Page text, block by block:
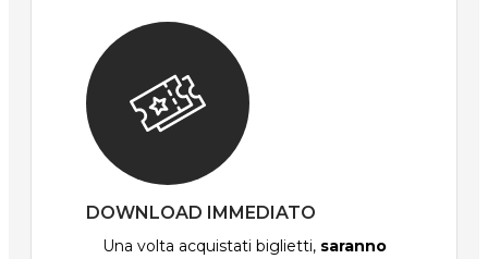
DOWNLOAD IMMEDIATO
Una volta acquistati biglietti, saranno